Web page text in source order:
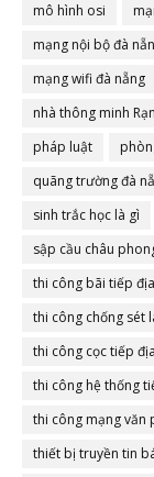
mô hình osi
mạng nội bộ đà
mạng wifi đà nẵng
nhà thông minh
pháp luật
quãng trường đà
sinh trắc học là gì
sập cầu châu
thi công bãi tiếp
thi công chống sét
thi công cọc tiếp
thi công hệ thống
thi công mạng văn
thiết bị truyền tin